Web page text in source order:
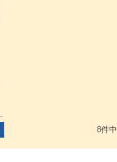
8件中